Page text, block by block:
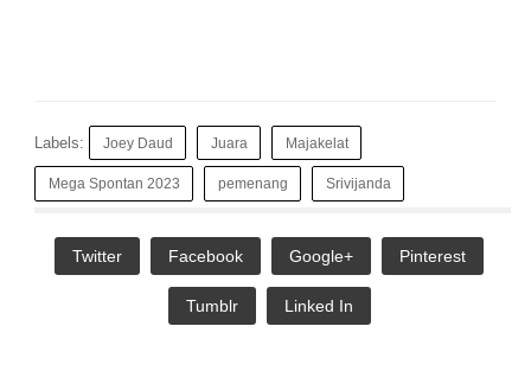
Labels: Joey Daud Juara Majakelat
Mega Spontan 2023 pemenang Srivijanda
Twitter Facebook Google+ Pinterest
Tumblr Linked In